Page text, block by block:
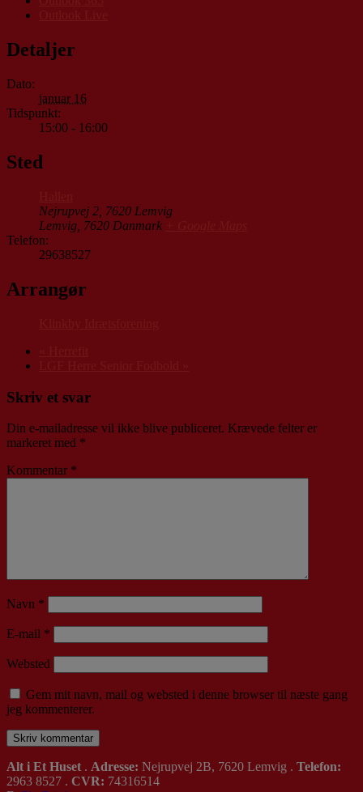
Detaljer
Dato:
januar 16
Tidspunkt:
15:00 - 16:00
Sted
Nejrupvej 2, 7620 Lemvig
Lemvig 7620 Danmark
Telefon:
29638527
Arrangør
Skriv et svar
Din e-mailadresse vil ikke blive publiceret. Krævede felter er
markeret med *
Kommentar *
Navn *
E-mail *
Websted
Gem mit navn, mail og websted i denne browser til næste gang
jeg kommenterer.
Alt i Et Huset . Adresse: Nejrupvej 2B, 7620 Lemvig . Telefon:
2963 8527 . CVR: 74316514